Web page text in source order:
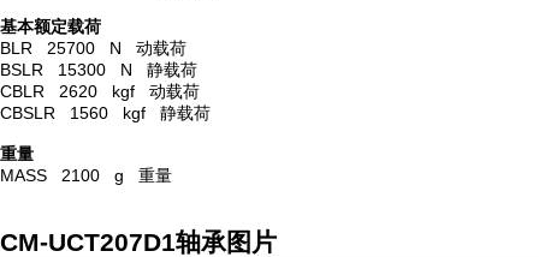
基本额定载荷
BLR 25700 N 动载荷
BSLR 15300 N 静载荷
CBLR 2620 kgf 动载荷
CBSLR 1560 kgf 静载荷
重量
MASS 2100 g 重量
CM-UCT207D1轴承图片